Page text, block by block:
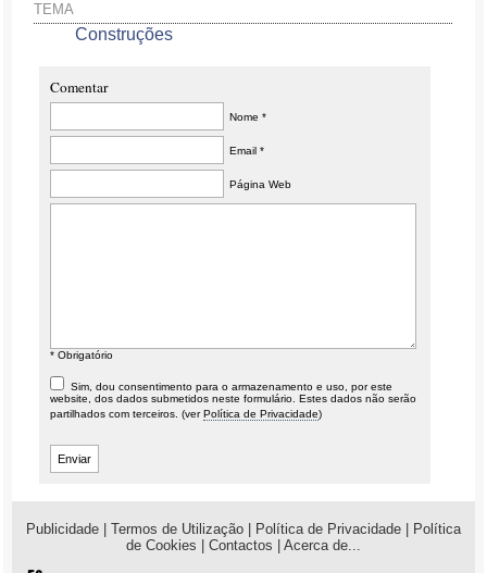
TEMA
Construções
Comentar
Nome *
Email *
Página Web
* Obrigatório
Sim, dou consentimento para o armazenamento e uso, por este
website, dos dados submetidos neste formulário. Estes dados não serão
partilhados com terceiros. (verPolítica de Privacidade)
Publicidade Termos de Utilização Política de Privacidade
Política
de Cookies
Contactos Acerca de...